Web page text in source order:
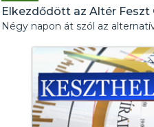
Elkezdődött az Altér Feszt
Négy napon át szól az